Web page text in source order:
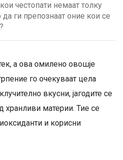
честопати немаат толку
ги препознаат оние кои се
а ова омилено овошје
го очекуваат цела
вкусни, јагодите се
хранливи материи. Тие се
и корисни